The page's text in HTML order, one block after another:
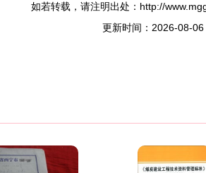
如若转载，请注明出处：http://
更新时间：2026-08-